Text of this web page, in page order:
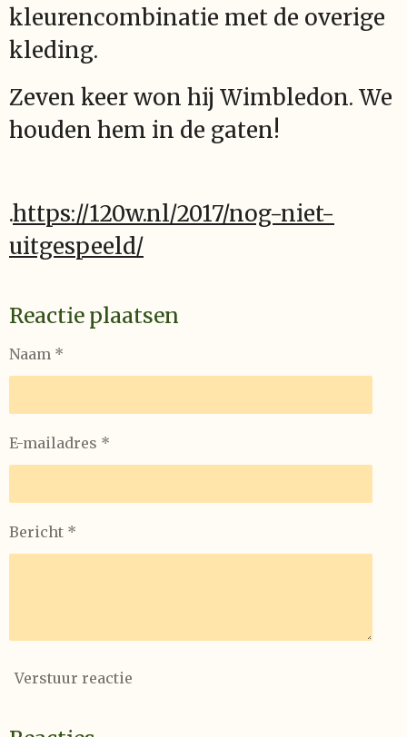
kleurencombinatie met de overige
kleding.
Zeven keer won hij Wimbledon. We
houden hem in de gaten!
.https://120w.nl/2017/nog-niet-
uitgespeeld/
Reactie plaatsen
Naam *
E-mailadres *
Bericht *
Verstuur reactie